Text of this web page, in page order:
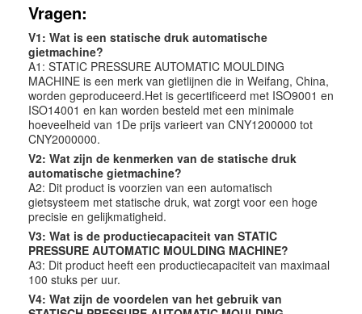
Vragen:
V1: Wat is een statische druk automatische
gietmachine?
A1: STATIC PRESSURE AUTOMATIC MOULDING
MACHINE is een merk van gietlijnen die in Weifang, China,
worden geproduceerd.Het is gecertificeerd met ISO9001 en
ISO14001 en kan worden besteld met een minimale
hoeveelheid van 1De prijs varieert van CNY1200000 tot
CNY2000000.
V2: Wat zijn de kenmerken van de statische druk
automatische gietmachine?
A2: Dit product is voorzien van een automatisch
gietsysteem met statische druk, wat zorgt voor een hoge
precisie en gelijkmatigheid.
V3: Wat is de productiecapaciteit van STATIC
PRESSURE AUTOMATIC MOULDING MACHINE?
A3: Dit product heeft een productiecapaciteit van maximaal
100 stuks per uur.
V4: Wat zijn de voordelen van het gebruik van